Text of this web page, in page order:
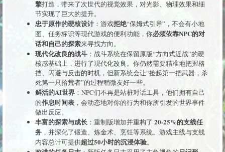
擎打造，带来了次世代的视觉效果，对光影、物理效果和细
节实现了巨大的提升。
忠于原作的硬核设计：游戏拒绝“保姆式引导”，不会有小地
图、任务标识等现代游戏的便利功能，你必须依靠NPC的对
话和自己的探索来寻找方向。
现代化改良的战斗 ：战斗系统在保留原版“方向式近战”的硬
核感基础上，进行了现代化改良。你仍然需要精准地把握格
挡、闪避与反击的时机，但新系统会让“捡起第一把武器，杀
死第一只拾荒者”的过程稍微友好一些。
鲜活的AI世界 ：NPC们不再是站桩对话工具，他们拥有自己
的作息时间表 ，会动态地对你的行为和你所引发的世界事件
做出反应。
丰富的探索与成长 ：重制版增加并重构了 20-25%的支线任
务 ，并深化了锻造、炼金术、烹饪等系统。游戏主线与支线
内容总计可提供超过50小时的沉浸体验。